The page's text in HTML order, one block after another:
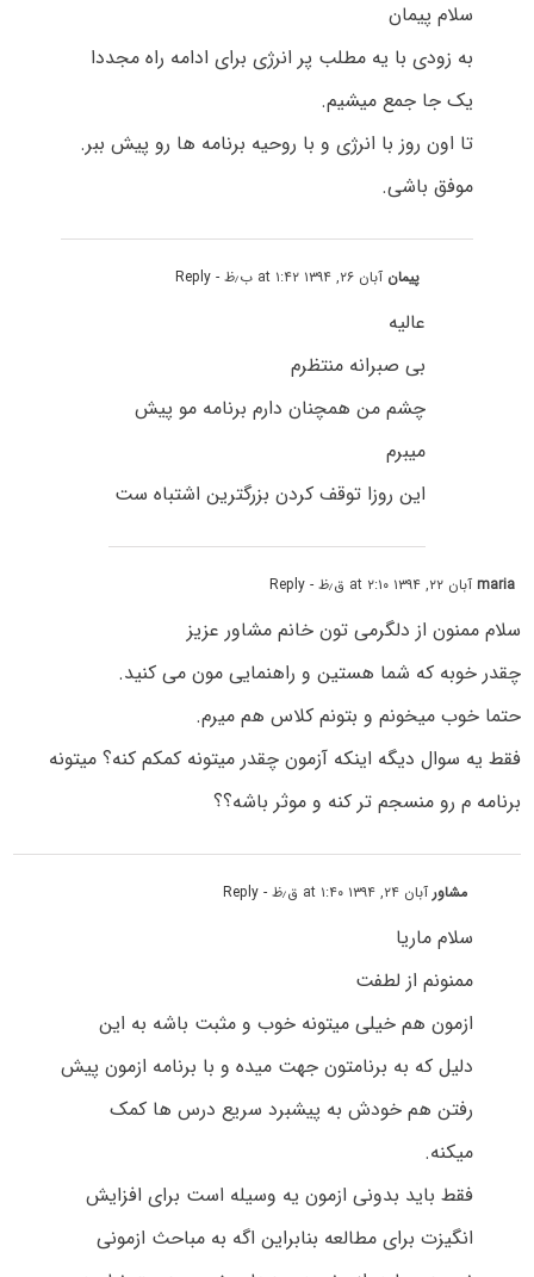
سلام پیمان
به زودی با یه مطلب پر انرژی برای ادامه راه مجددا
یک جا جمع میشیم.
تا اون روز با انرژی و با روحیه برنامه ها رو پیش ببر.
موفق باشی.
پیمان آبان ۲۶, ۱۳۹۴ at ۱:۴۲ ب٫ظ - Reply
عالیه
بی صبرانه منتظرم
چشم من همچنان دارم برنامه مو پیش
میبرم
این روزا توقف کردن بزرگترین اشتباه ست
mariaآبان ۲۲, ۱۳۹۴ at ۲:۱۰ ق٫ظ - Reply
سلام ممنون از دلگرمی تون خانم مشاور عزیز
چقدر خوبه که شما هستین و راهنمایی مون می کنید.
حتما خوب میخونم و بتونم کلاس هم میرم.
فقط یه سوال دیگه اینکه آزمون چقدر میتونه کمکم کنه؟ میتونه
برنامه م رو منسجم تر کنه و موثر باشه؟؟
مشاورآبان ۲۴, ۱۳۹۴ at ۱:۴۰ ق٫ظ - Reply
سلام ماریا
ممنونم از لطفت
ازمون هم خیلی میتونه خوب و مثبت باشه به این
دلیل که به برنامتون جهت میده و با برنامه ازمون پیش
رفتن هم خودش به پیشبرد سریع درس ها کمک
میکنه.
فقط باید بدونی ازمون یه وسیله است برای افزایش
انگیزت برای مطالعه بنابراین اگه به مباحث ازمونی